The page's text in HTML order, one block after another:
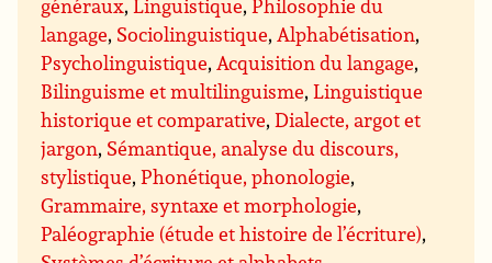
généraux,Linguistique,Philosophie du
langage, Sociolinguistique,Alphabétisation,
Psycholinguistique,Acquisition du langage,
Bilinguisme et multilinguisme,Linguistique
historique et comparative,Dialecte, argot et
jargon, Sémantique, analyse du discours,
stylistique,Phonétique, phonologie,
Grammaire, syntaxe et morphologie,
Paléographie (étude et histoire de l’écriture),